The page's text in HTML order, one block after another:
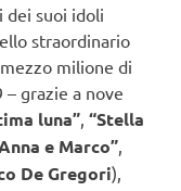
dei suoi idoli
straordinario
milione di
grazie a nove
luna” “Stella
e Marco”
De Gregori),